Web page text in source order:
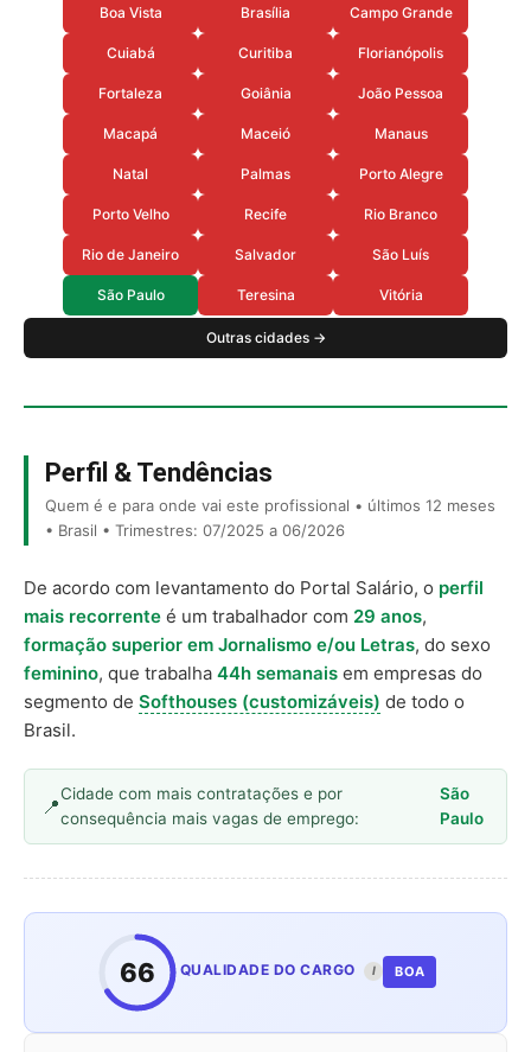
Boa Vista Brasília Campo Grande
Cuiabá Curitiba Florianópolis
Fortaleza Goiânia João Pessoa
Macapá Maceió Manaus
Natal Palmas Porto Alegre
Porto Velho Recife Rio Branco
Rio de Janeiro Salvador São Luís
São Paulo Teresina Vitória
Outras cidades →
Perfil & Tendências
Quem é e para onde vai este profissional • últimos 12 meses
• Brasil • Trimestres: 07/2025 a 06/2026
De acordo com levantamento do Portal Salário, o perfil
mais recorrente é um trabalhador com 29 anos,
formação superior em Jornalismo e/ou Letras, do sexo
feminino, que trabalha 44h semanais em empresas do
segmento de Softhouses (customizáveis) de todo o
Brasil.
Cidade com mais contratações e por
consequência mais vagas de emprego:
São
Paulo
66 QUALIDADE DO CARGO I BOA